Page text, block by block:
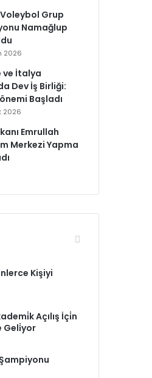
Grup
Namağlup
2026
ve İtalya
Dev İş Birliği:
Başladı
2026
Emrullah
Merkezi Yapma
Kişiyi
Açılış İçi̇n
Geli̇yor